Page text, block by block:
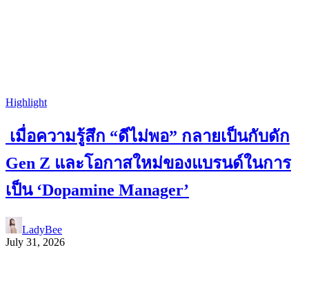
Highlight
เมื่อความรู้สึก “ดีไม่พอ” กลายเป็นกับดัก
Gen Z และโอกาสใหม่ของแบรนด์ในการ
เป็น ‘Dopamine Manager’
LadyBee
July 31, 2026